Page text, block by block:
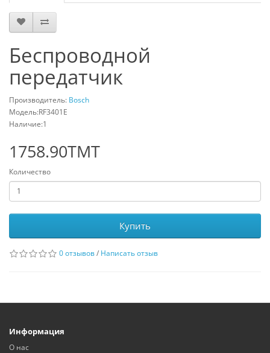
Беспроводной
передатчик
Производитель: Bosch
Модель:RF3401E
Наличие:1
1758.90TMT
Количество
Купить
0 отзывов/ Написать отзыв
Информация
О нас